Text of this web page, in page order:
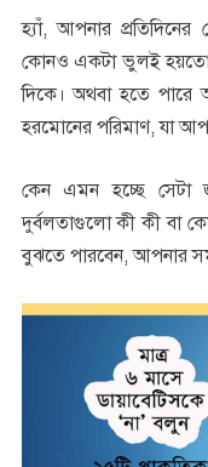
হ্যাঁ, আপনার প্রতিদিনের
কোনও একটা ভুলই হয়তো
দিকে। অথবা হতে পারে
হরমোনের পরিমাণ, যা
কেন এমন হচ্ছে সেটা
দুর্বলতাগুলো কী কী বা
বুঝতে পারবেন, আপনার